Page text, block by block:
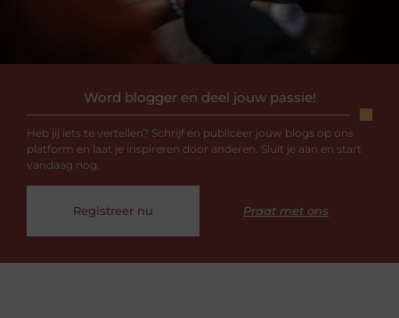
Word blogger en deel jouw passie!
Heb jij iets te vertellen? Schrijf en publiceer jouw blogs op ons
platform en laat je inspireren door anderen. Sluit je aan en start
vandaag nog.
Registreer nu Praat met ons